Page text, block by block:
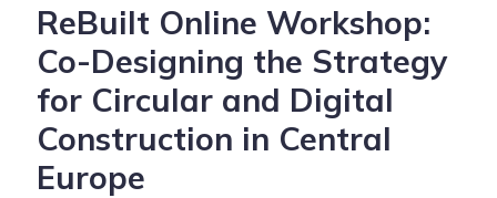
ReBuilt Online Workshop:
Co-Designing the Strategy
for Circular and Digital
Construction in Central
Europe